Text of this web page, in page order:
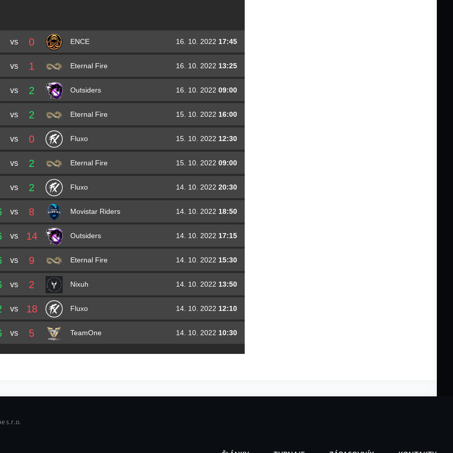
DorianxertioN
Daviddav1g
AntonioMartinez
Matheuspesadelo
MariomalbsMd
AlencartrkRossato
vs 0 ENCE 16. 10. 2022 17:45
vs 1 Eternal Fire 16. 10. 2022 13:25
vs 2 Outsiders 16. 10. 2022 09:00
vs 2 Eternal Fire 15. 10. 2022 16:00
vs 0 Fluxo 15. 10. 2022 12:30
vs 2 Eternal Fire 15. 10. 2022 09:00
vs 2 Fluxo 14. 10. 2022 20:30
vs 8 Movistar Riders 14. 10. 2022 18:50
vs 14 Outsiders 14. 10. 2022 17:15
vs 9 Eternal Fire 14. 10. 2022 15:30
vs 2 Nixuh 14. 10. 2022 13:50
vs 18 Fluxo 14. 10. 2022 12:10
vs 5 TeamOne 14. 10. 2022 10:30
s.r.o.